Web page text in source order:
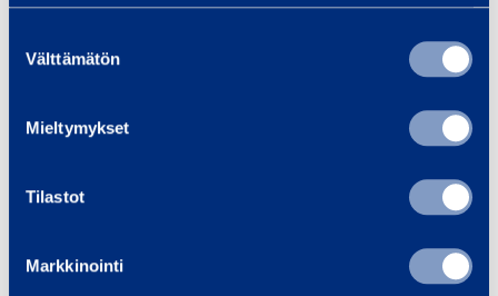
valinta
Välttämätön
Mieltymykset
Tilastot
Markkinointi
a
Sanitary Box 8`